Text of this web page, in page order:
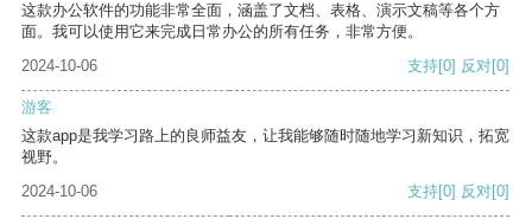
这款办公软件的功能非常全面，涵盖了文档、表格、演示文稿等各个方
面。我可以使用它来完成日常办公的所有任务，非常方便。
2024-10-06
支持[0] 反对[0]
游客
这款app是我学习路上的良师益友，让我能够随时随地学习新知识，拓宽
视野。
2024-10-06
支持[0] 反对[0]